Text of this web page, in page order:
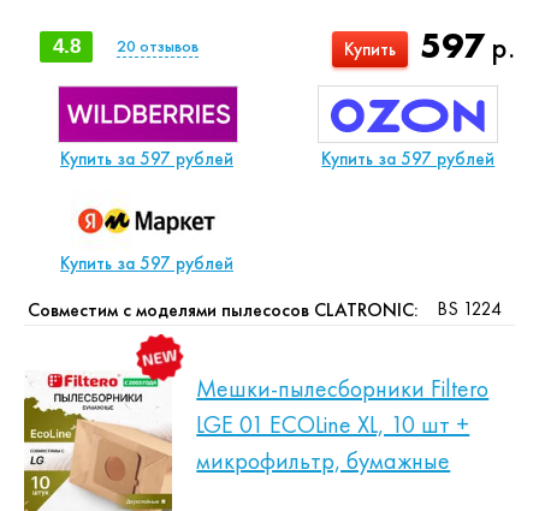
597р.
Купить
4.8 20 отзывов
Купить за 597 рублей Купить за 597 рублей
Купить за 597 рублей
Совместим с моделями пылесосов CLATRONIC: BS 1224
Мешки-пылесборники Filtero
LGE 01 ECOLine XL, 10 шт +
микрофильтр, бумажные